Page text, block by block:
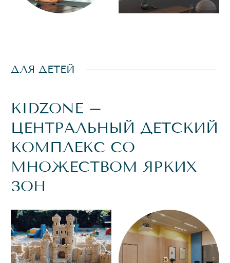
В KIDZONE
ЭКШН-ПАРК ДЛЯ ДЕТЕЙ
Настоящий рай для маленьких непосед: канатный парк,
башня для прыжков, «ниндзя-трек» с препятствиями,
длинные тоннельные горки и многое другое.